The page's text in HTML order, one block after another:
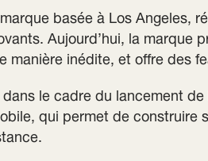
basée à Los Angeles,
Aujourd’hui, la marque
manière inédite, et offre des
dans le cadre du lancement
qui permet de